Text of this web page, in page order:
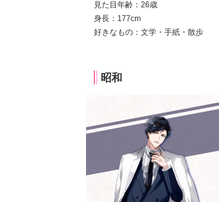
見た目年齢：26歳
身長：177cm
好きなもの：文学・手紙・散歩
昭和